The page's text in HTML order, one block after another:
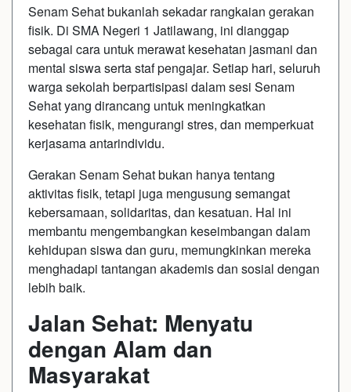
Senam Sehat bukanlah sekadar rangkaian gerakan
fisik. Di SMA Negeri 1 Jatilawang, ini dianggap
sebagai cara untuk merawat kesehatan jasmani dan
mental siswa serta staf pengajar. Setiap hari, seluruh
warga sekolah berpartisipasi dalam sesi Senam
Sehat yang dirancang untuk meningkatkan
kesehatan fisik, mengurangi stres, dan memperkuat
kerjasama antarindividu.
Gerakan Senam Sehat bukan hanya tentang
aktivitas fisik, tetapi juga mengusung semangat
kebersamaan, solidaritas, dan kesatuan. Hal ini
membantu mengembangkan keseimbangan dalam
kehidupan siswa dan guru, memungkinkan mereka
menghadapi tantangan akademis dan sosial dengan
lebih baik.
Jalan Sehat: Menyatu
dengan Alam dan
Masyarakat